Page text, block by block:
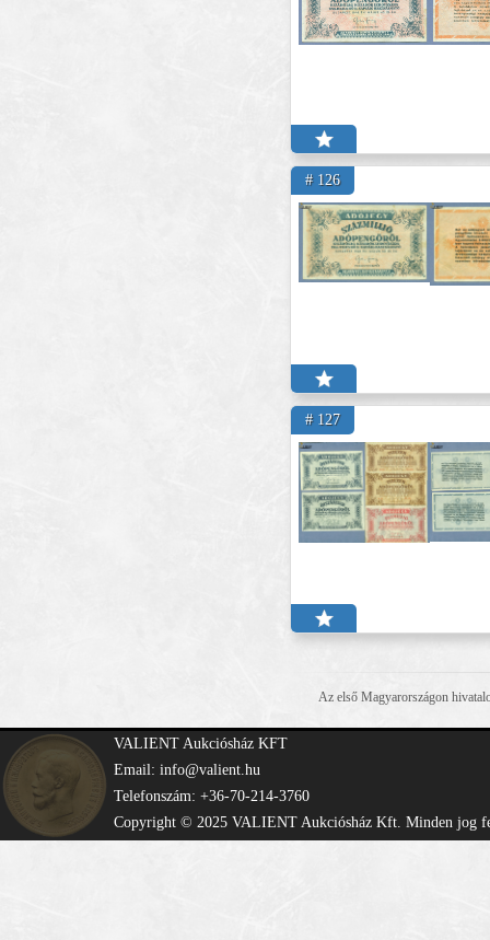
# 126
# 127
Az első Magyarországon
VALIENT Aukciósház KFT
Email: info@valient.hu
Telefonszám: +36-70-214-3760
Copyright © 2025 VALIENT Aukciósház Kft. Minden jog